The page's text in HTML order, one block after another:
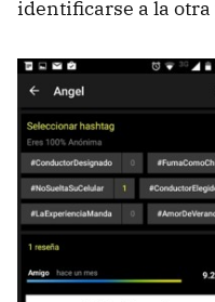
identificarse a la otra